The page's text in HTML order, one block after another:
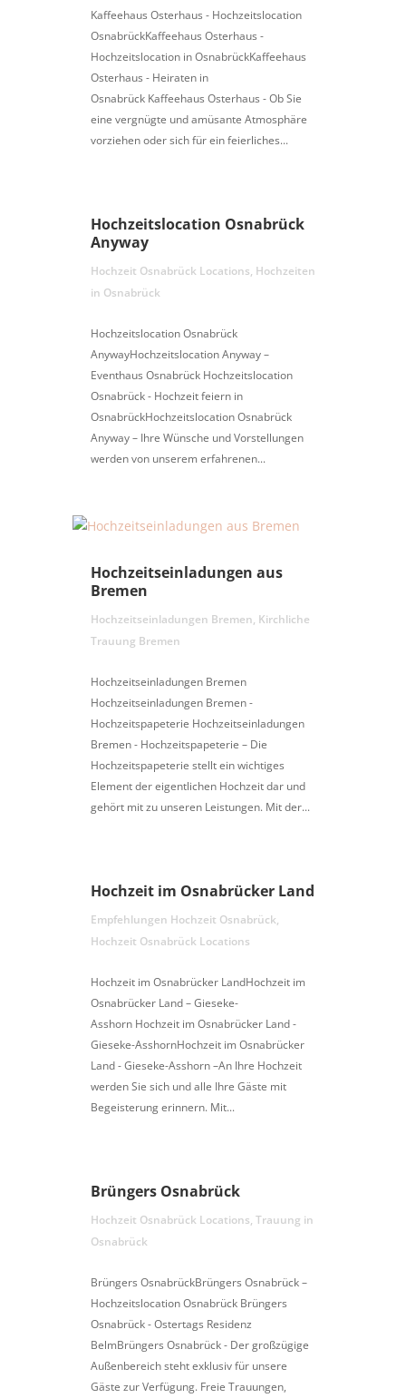
Kaffeehaus Osterhaus - Hochzeitslocation
OsnabrückKaffeehaus Osterhaus -
Hochzeitslocation in OsnabrückKaffeehaus
Osterhaus - Heiraten in
Osnabrück Kaffeehaus Osterhaus - Ob Sie
eine vergnügte und amüsante Atmosphäre
vorziehen oder sich für ein feierliches...
Hochzeitslocation Osnabrück
Anyway
Hochzeit Osnabrück Locations, Hochzeiten
in Osnabrück
Hochzeitslocation Osnabrück
AnywayHochzeitslocation Anyway –
Eventhaus Osnabrück Hochzeitslocation
Osnabrück - Hochzeit feiern in
OsnabrückHochzeitslocation Osnabrück
Anyway – Ihre Wünsche und Vorstellungen
werden von unserem erfahrenen...
Hochzeitseinladungen aus
Bremen
Hochzeitseinladungen Bremen, Kirchliche
Trauung Bremen
Hochzeitseinladungen Bremen
Hochzeitseinladungen Bremen -
Hochzeitspapeterie Hochzeitseinladungen
Bremen - Hochzeitspapeterie – Die
Hochzeitspapeterie stellt ein wichtiges
Element der eigentlichen Hochzeit dar und
gehört mit zu unseren Leistungen. Mit der...
Hochzeit im Osnabrücker Land
Empfehlungen Hochzeit Osnabrück,
Hochzeit Osnabrück Locations
Hochzeit im Osnabrücker LandHochzeit im
Osnabrücker Land – Gieseke-
Asshorn Hochzeit im Osnabrücker Land -
Gieseke-AsshornHochzeit im Osnabrücker
Land - Gieseke-Asshorn –An Ihre Hochzeit
werden Sie sich und alle Ihre Gäste mit
Begeisterung erinnern. Mit...
Brüngers Osnabrück
Hochzeit Osnabrück Locations, Trauung in
Osnabrück
Brüngers OsnabrückBrüngers Osnabrück –
Hochzeitslocation Osnabrück Brüngers
Osnabrück - Ostertags Residenz
BelmBrüngers Osnabrück - Der großzügige
Außenbereich steht exklusiv für unsere
Gäste zur Verfügung. Freie Trauungen,